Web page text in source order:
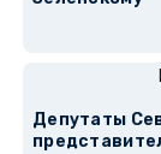
Депутаты